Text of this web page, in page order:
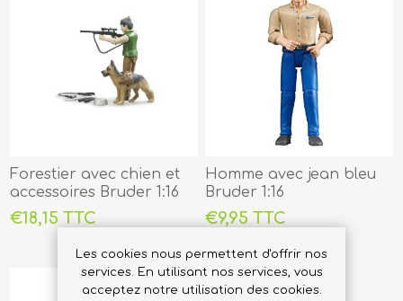
Forestier avec chien et
accessoires Bruder 1:16
€18,15 TTC
Homme avec jean bleu
Bruder 1:16
€9,95 TTC
Les cookies nous permettent d'offrir nos
services. En utilisant nos services, vous
acceptez notre utilisation des cookies.